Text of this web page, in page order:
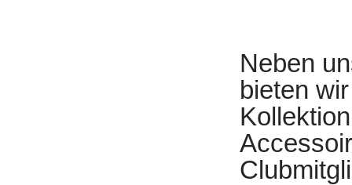
Neben
bieten